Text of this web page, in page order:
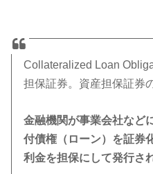
Collateralized Loan
担保証券。資産担保証券
金融機関が事業会社など
付債権（ローン）を証券
利金を担保にして発行さ